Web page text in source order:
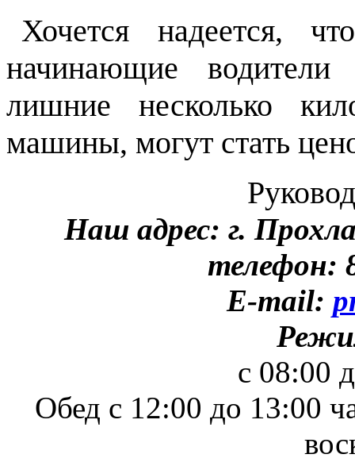
Хочется надеется,
начинающие
лишние несколько
машины, могут стать
Наш адрес: г.
телефон:
E-mail:
с 08:00
Обед с 12:00 до 13:00